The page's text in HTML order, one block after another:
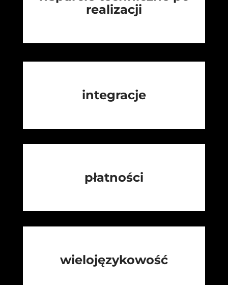
realizacji
integracje
płatności
wielojęzykowość